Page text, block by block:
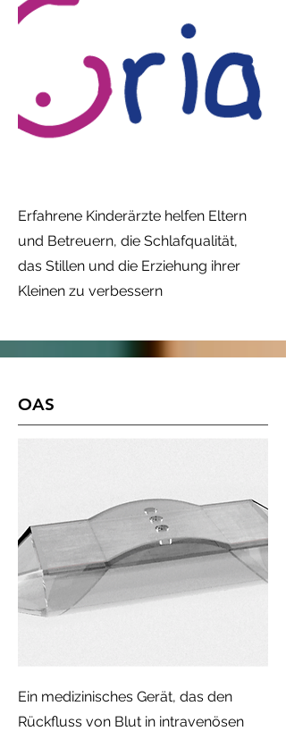
Erfahrene Kinderärzte helfen Eltern
und Betreuern, die Schlafqualität,
das Stillen und die Erziehung ihrer
Kleinen zu verbessern
OAS
Ein medizinisches Gerät, das den
Rückfluss von Blut in intravenösen